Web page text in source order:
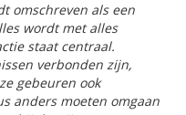
omschreven als een
wordt met alles
staat centraal.
verbonden zijn,
gebeuren ook
anders moeten omgaan